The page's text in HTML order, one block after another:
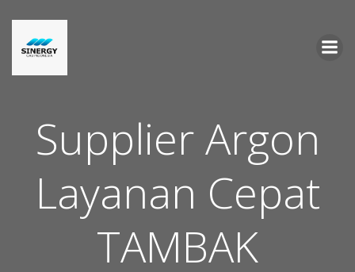
Supplier Argon
Layanan Cepat
TAMBAK